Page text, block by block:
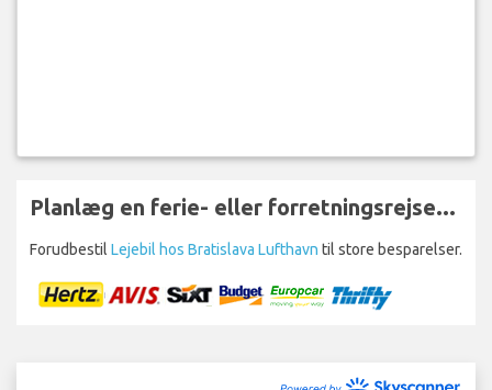
Planlæg en ferie- eller forretningsrejse...
Forudbestil Lejebil hos Bratislava Lufthavn til store besparelser.